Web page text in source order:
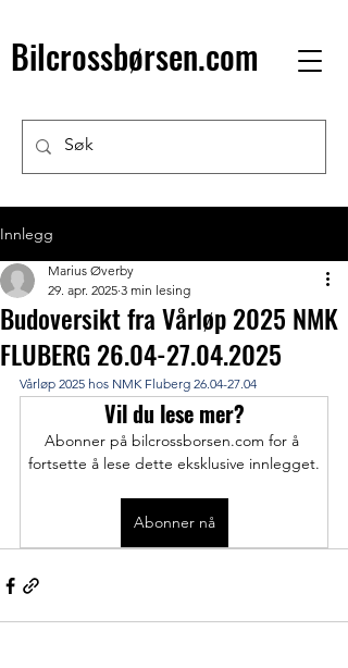
Bilcrossbørsen.com
Innlegg
Budoversikt fra Vårløp 2025 NMK
FLUBERG 26.04-27.04.2025
Marius Øverby
29. apr. 2025 3 min lesing
Vårløp 2025 hos NMK Fluberg 26.04-27.04
Vil du lese mer?
Abonner på bilcrossborsen.com for å
fortsette å lese dette eksklusive innlegget.
Abonner nå